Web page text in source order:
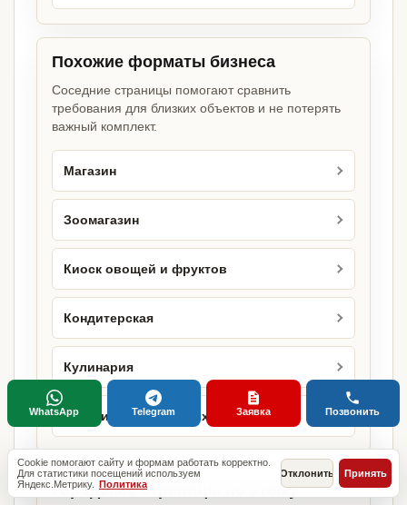
Похожие форматы бизнеса
Соседние страницы помогают сравнить
требования для близких объектов и не потерять
важный комплект.
Магазин
Зоомагазин
Киоск овощей и фруктов
Кондитерская
Кулинария
Магазин кондитерских изделий
Городские страницы по этому
Cookie помогают сайту и формам работать корректно.
Для статистики посещений используем
Яндекс.Метрику. Политика
Отклонить Принять
WhatsApp Telegram Заявка Позвонить